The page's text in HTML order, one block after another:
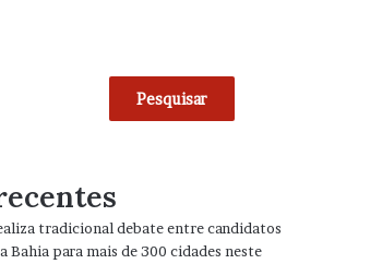
Pesquisar
tradicional debate entre candidatos
Bahia para mais de 300 cidades neste